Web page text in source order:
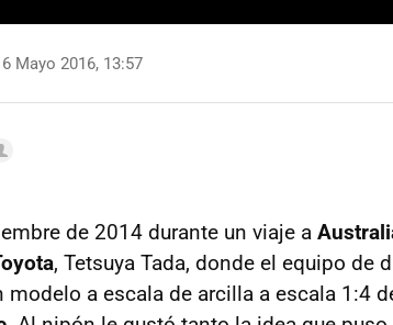
Mayo 2016, 13:57
de 2014 durante un viaje a
, Tetsuya Tada, donde el equipo de
modelo a escala de arcilla a escala 1:4